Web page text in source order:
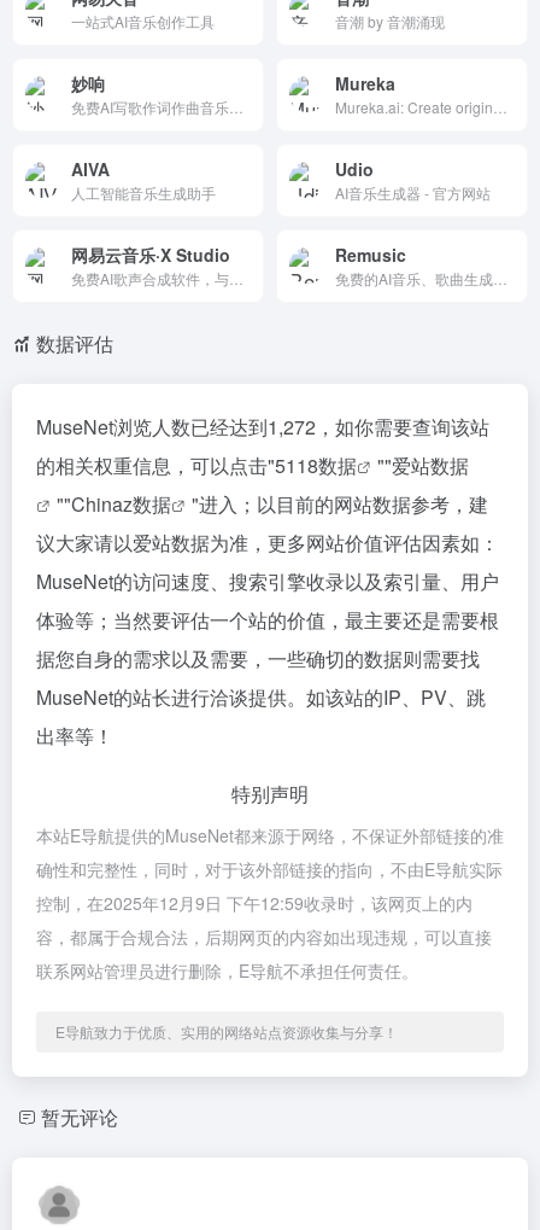
一站式AI音乐创作工具 音潮 by 音潮涌现
妙响 Mureka
AIVA
人工智能音乐生成助手
Udio
AI音乐生成器 - 官方网站
网易云音乐·X Studio Remusic
数据评估
MuseNet浏览人数已经达到1,272，如你需要查询该站
的相关权重信息，可以点击"5118数据 ""爱站数据
""Chinaz数据
"进入；以目前的网站数据参考，建
议大家请以爱站数据为准，更多网站价值评估因素如：
MuseNet的访问速度、搜索引擎收录以及索引量、用户
体验等；当然要评估一个站的价值，最主要还是需要根
据您自身的需求以及需要，一些确切的数据则需要找
MuseNet的站长进行洽谈提供。如该站的IP、PV、跳
出率等！
特别声明
本站E导航提供的MuseNet都来源于网络，不保证外部链接的准
确性和完整性，同时，对于该外部链接的指向，不由E导航实际
控制，在2025年12月9日 下午12:59收录时，该网页上的内
容，都属于合规合法，后期网页的内容如出现违规，可以直接
联系网站管理员进行删除，E导航不承担任何责任。
E导航致力于优质、实用的网络站点资源收集与分享！
暂无评论